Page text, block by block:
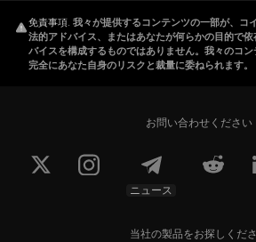
免責事項. 我々が提供するコンテンツの一部が、コ
法的アドバイス、またはあなたが何らかの目的で
バイスを構成するものではありません。我々のコン
完全にあなた自身のリスクと裁量に委ねられます。
お問い合わせください
ニュース
当社の製品をお探しくだ